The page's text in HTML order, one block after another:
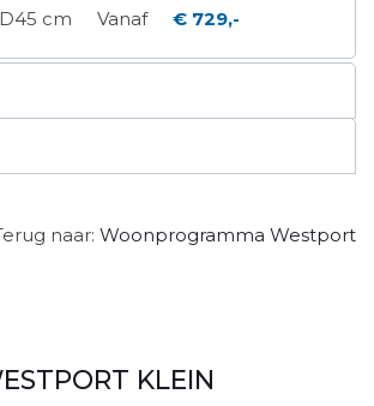
cm
Vanaf € 729,-
naar: Woonprogramma Westport
KLEIN